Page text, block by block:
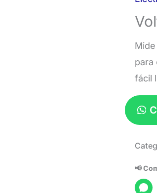
para
fácil
📢